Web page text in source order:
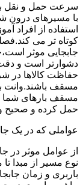
سرعت حمل و نقل
با مسیرهای درون
استفاده از افراد
کوتاه تر می
جابجایی موثر
دشوارتر است و
حفاظت کالاها در
مسقف باشند.وانت
مسقف بارهای شما
حمل کرده و صحیح
عواملی که در یک
از عوامل موثر در
نوع مسیر از مبدا
باربری و زمان